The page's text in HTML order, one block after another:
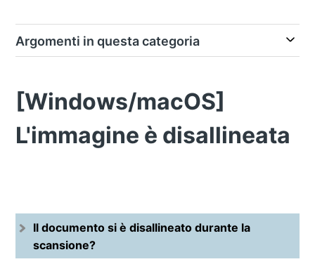
Argomenti in questa categoria
[Windows/macOS]
L'immagine è disallineata
Il documento si è disallineato durante la
scansione?